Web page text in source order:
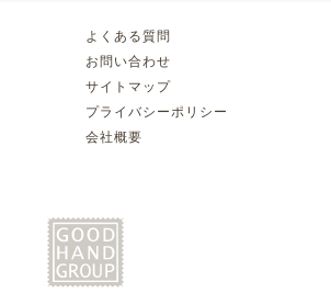
よくある質問
お問い合わせ
サイトマップ
プライバシーポリシー
会社概要